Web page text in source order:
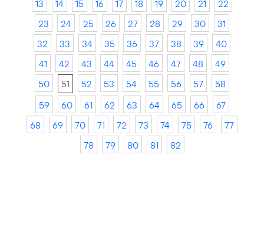
13
14 15 16 17 18 19 20 21
22
23
24 25 26 27 28 29 30
31
32
33 34 35 36 37 38 39
40
41
42 43 44 45 46 47 48
49
50
51 52 53 54 55 56 57
58
59
60 61 62 63 64 65 66
67
68
69 70 71 72 73 74 75 76
77
78
79 80 81 82